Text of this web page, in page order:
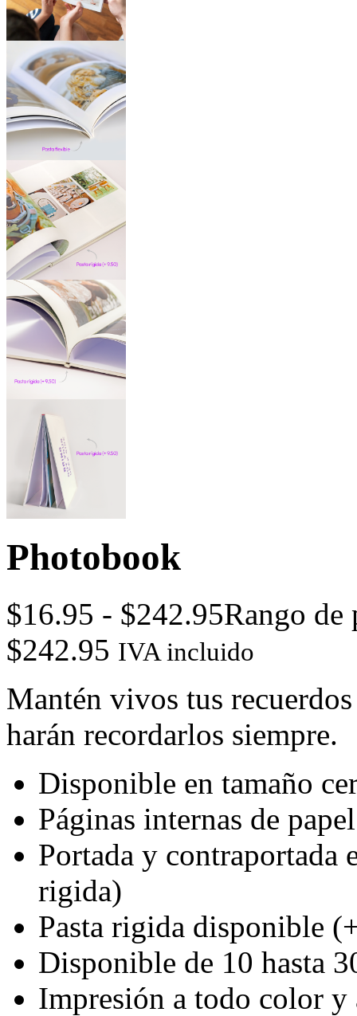
Photobook
$16.95 - $242.95Rango de
$242.95 IVA incluido
Mantén vivos tus
harán recordarlos siempre.
Disponible en tamaño
Páginas internas de
Portada y contraportada
rigida)
Pasta rigida disponible
Disponible de 10 hasta
Impresión a todo color y